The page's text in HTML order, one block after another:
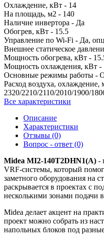
Охлаждение, кВт - 14
На площадь, м2 - 140
Наличие инвертора - Да
Обогрев, кВт - 15.5
Управление по Wi-Fi - Да,
Внешнее статическое
Мощность обогрева, кВт -
Мощность охлаждения, кВт -
Основные режимы работы -
Расход воздуха, охлаждение,
2320/2210/2110/2010/1900/
Все характеристики
Описание
Характеристики
Отзывы (0)
Вопрос - ответ (0)
Midea MI2-140T2DHN1(A) -
VRF-системы, который
заметного оборудования на
раскрывается в проектах с
несколькими зонами подачи
Midea делает акцент на
проект можно собрать из
напольных блоков под